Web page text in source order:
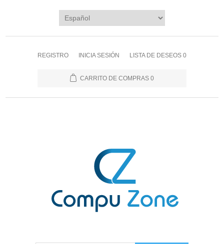
REGISTRO INICIA SESIÓN LISTA DE DESEOS 0
CARRITO DE COMPRAS 0